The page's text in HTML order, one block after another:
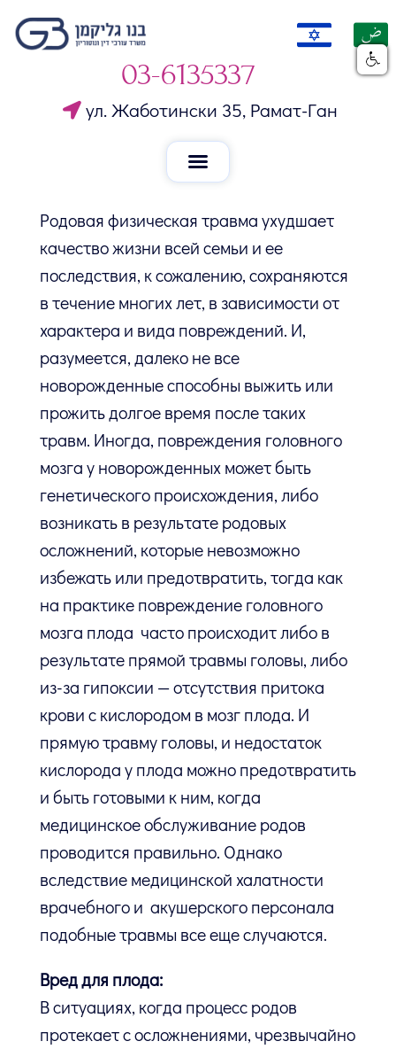
03-6135337
ул. Жаботински 35, Рамат-Ган
Родовая физическая травма ухудшает
качество жизни всей семьи и ее
последствия, к сожалению, сохраняются
в течение многих лет, в зависимости от
характера и вида повреждений. И,
разумеется, далеко не все
новорожденные способны выжить или
прожить долгое время после таких
травм. Иногда, повреждения головного
мозга у новорожденных может быть
генетического происхождения, либо
возникать в результате родовых
осложнений, которые невозможно
избежать или предотвратить, тогда как
на практике повреждение головного
мозга плода часто происходит либо в
результате прямой травмы головы, либо
из-за гипоксии — отсутствия притока
крови с кислородом в мозг плода. И
прямую травму головы, и недостаток
кислорода у плода можно предотвратить
и быть готовыми к ним, когда
медицинское обслуживание родов
проводится правильно. Однако
вследствие медицинской халатности
врачебного и акушерского персонала
подобные травмы все еще случаются.
Вред для плода:
В ситуациях, когда процесс родов
протекает с осложнениями, чрезвычайно